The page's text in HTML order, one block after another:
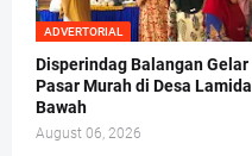
ADVERTORIAL
Disperindag Balangan Gelar
Pasar Murah di Desa Lamida
Bawah
August 06, 2026